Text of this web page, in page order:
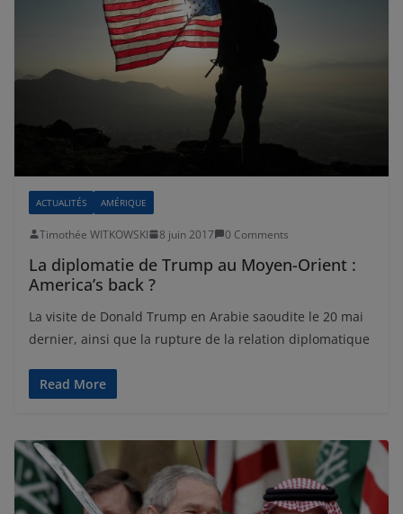
ACTUALITÉS AMÉRIQUE
Timothée WITKOWSKI 8 juin 2017 0 Comments
La diplomatie de Trump au Moyen-Orient :
America’s back ?
La visite de Donald Trump en Arabie saoudite le 20 mai
dernier, ainsi que la rupture de la relation diplomatique
Read More